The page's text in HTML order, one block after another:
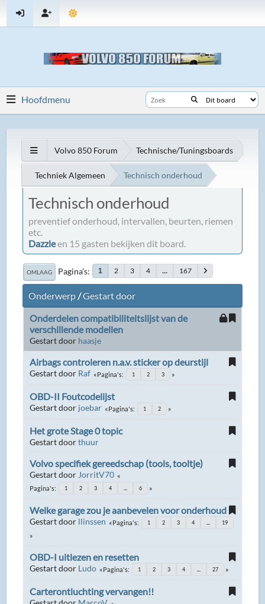
Hoofdmenu
Volvo 850 Forum Technische/Tuningsboards
Techniek Algemeen Technisch onderhoud
Technisch onderhoud
preventief onderhoud, intervallen, beurten, riemen
etc.
Dazzleen 15 gasten bekijken dit board.
OMLAAG Pagina's 1 2 3 4 ... 167
Onderwerp/Gestart door
Onderdelen compatibiliteitslijst van de
verschillende modellen
Gestart door haasje
Airbags controleren n.a.v. sticker op deurstijl
Gestart door Raf Pagina's 1 2 3
OBD-II Foutcodelijst
Gestart door joebar Pagina's 1 2
Het grote Stage 0 topic
Gestart doorthuur
Volvo specifiek gereedschap (tools, tooltje)
Gestart door JorritV70
Pagina's 1 2 3 4 6
Welke garage zou je aanbevelen voor onderhoud
Gestart door llinssen Pagina's 1 2 3 4 19
OBD-I uitlezen en resetten
Gestart door Ludo Pagina's 1 2 3 4 27
Carterontluchting vervangen!!